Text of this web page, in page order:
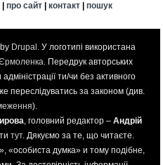
| про сайт| контакт| пошук
Drupal . У логотипі використана
. Передрук авторських
ти/чи без активного
переслідуватись за законом (див.
).
, головний редактор – Андрій
тут. Дякуємо за те, що читаєте.
«особиста думка» и тому подібне,